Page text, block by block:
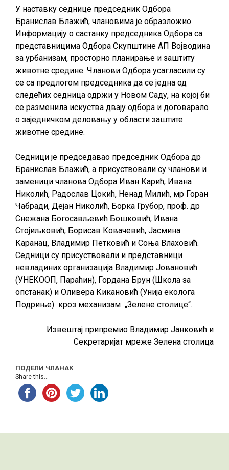
У наставку седнице председник Одбора
Бранислав Блажић, члановима је образложио
Информацију о састанку председника Одбора са
представницима Одбора Скупштине АП Војводина
за урбанизам, просторно планирање и заштиту
животне средине. Чланови Одбора усагласили су
се са предлогом председника да се једна од
следећих седница одржи у Новом Саду, на којој би
се разменила искуства двају одбора и договарало
о заједничком деловању у области заштите
животне средине.
Седници је председавао председник Одбора др
Бранислав Блажић, а присуствовали су чланови и
заменици чланова Одбора Иван Карић, Ивана
Николић, Радослав Цокић, Ненад Милић, мр Горан
Чабради, Дејан Николић, Борка Грубор, проф. др
Снежана Богосављевић Бошковић, Ивана
Стојиљковић, Борисав Ковачевић, Јасмина
Каранац, Владимир Петковић и Соња Влаховић.
Седници су присуствовали и представници
невладиних организација Владимир Јовановић
(УНЕКООП, Параћин), Гордана Брун (Школа за
опстанак) и Оливера Кикановић (Унија еколога
Подриње) кроз механизам „Зелене столице“.
Извештај припремио Владимир Јанковић и
Секретаријат мреже Зелена столица
ПОДЕЛИ ЧЛАНАК
Share this...